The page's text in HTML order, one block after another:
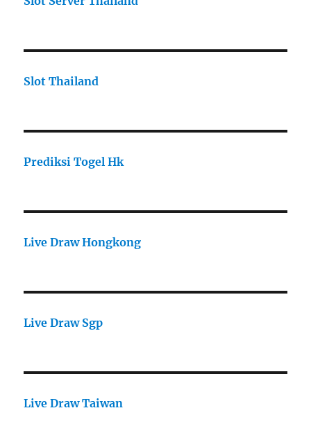
Slot Thailand
Prediksi Togel Hk
Live Draw Hongkong
Live Draw Sgp
Live Draw Taiwan